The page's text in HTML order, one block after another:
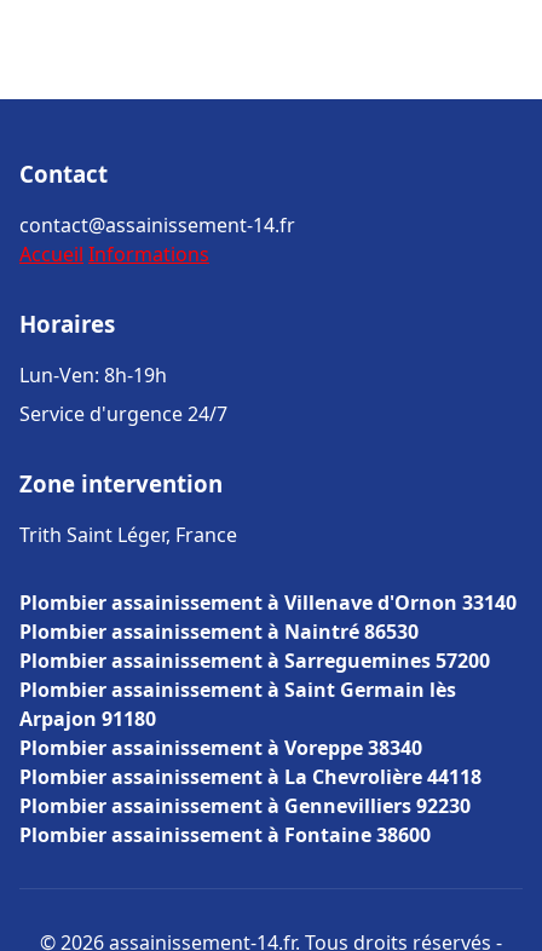
Contact
contact@assainissement-14.fr
Accueil Informations
Horaires
Lun-Ven: 8h-19h
Service d'urgence 24/7
Zone intervention
Trith Saint Léger, France
Plombier assainissement à Villenave d'Ornon 33140
Plombier assainissement à Naintré 86530
Plombier assainissement à Sarreguemines 57200
Plombier assainissement à Saint Germain lès
Arpajon 91180
Plombier assainissement à Voreppe 38340
Plombier assainissement à La Chevrolière 44118
Plombier assainissement à Gennevilliers 92230
Plombier assainissement à Fontaine 38600
© 2026 assainissement-14.fr. Tous droits réservés -